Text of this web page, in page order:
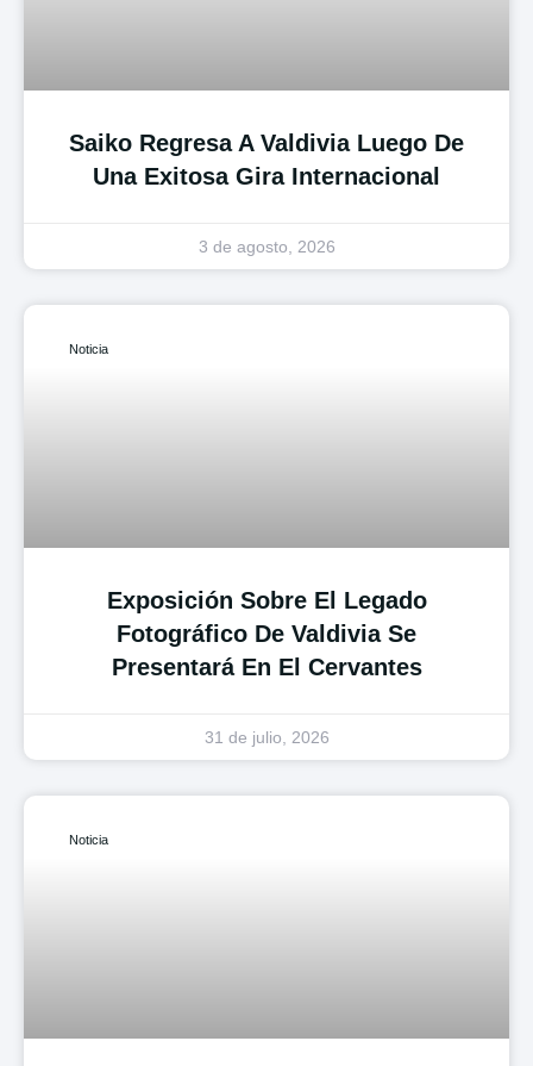
Saiko Regresa A Valdivia Luego De
Una Exitosa Gira Internacional
3 de agosto, 2026
Noticia
Exposición Sobre El Legado
Fotográfico De Valdivia Se
Presentará En El Cervantes
31 de julio, 2026
Noticia